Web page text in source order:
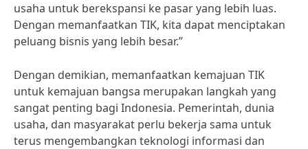
usaha untuk berekspansi ke pasar yang lebih luas.
Dengan memanfaatkan TIK, kita dapat menciptakan
peluang bisnis yang lebih besar.”
Dengan demikian, memanfaatkan kemajuan TIK
untuk kemajuan bangsa merupakan langkah yang
sangat penting bagi Indonesia. Pemerintah, dunia
usaha, dan masyarakat perlu bekerja sama untuk
terus mengembangkan teknologi informasi dan